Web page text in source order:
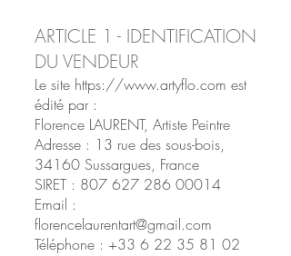
ARTICLE 1 - IDENTIFICATION
DU VENDEUR
Le site https://www.artyflo.com est
édité par :
Florence LAURENT, Artiste Peintre
Adresse : 13 rue des sous-bois,
34160 Sussargues, France
SIRET : 807 627 286 00014
Email :
florencelaurentart@gmail.com
Téléphone : +33 6 22 35 81 02